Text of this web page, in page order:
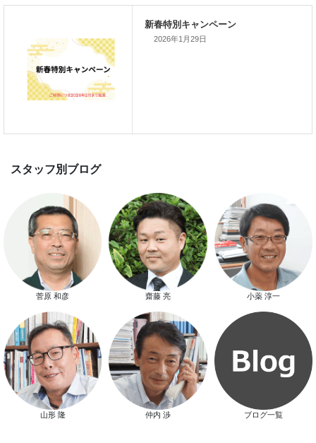
新着のイベント情報
スマートハウス 完成見学会開催
新春特別キャンペーン
2026年1月29日
菅原 和彦 齋藤 亮 小薬 淳一
山形 隆 仲内 渉 ブログ一覧